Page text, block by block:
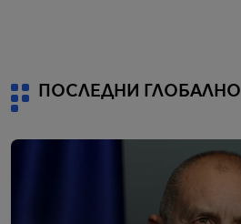
ПОСЛЕДНИ ГЛОБАЛНО